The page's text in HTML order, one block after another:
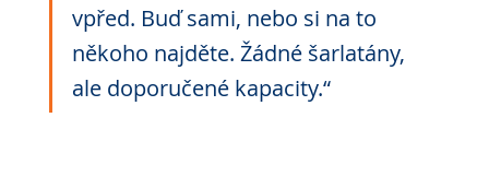
vpřed. Buď sami, nebo si na to
někoho najděte. Žádné šarlatány,
ale doporučené kapacity.“